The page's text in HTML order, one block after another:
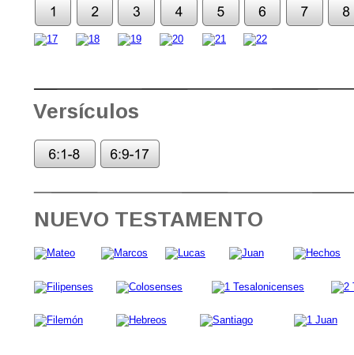
NUEVO TESTAMENTO
Versículos